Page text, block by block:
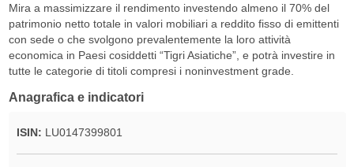
Mira a massimizzare il rendimento investendo almeno il 70% del
patrimonio netto totale in valori mobiliari a reddito fisso di emittenti
con sede o che svolgono prevalentemente la loro attività
economica in Paesi cosiddetti “Tigri Asiatiche”, e potrà investire in
tutte le categorie di titoli compresi i noninvestment grade.
Anagrafica e indicatori
ISIN: LU0147399801